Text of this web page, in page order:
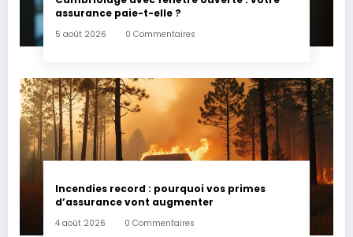
assurance paie-t-elle ?
5 août 2026 0 Commentaires
Incendies record : pourquoi vos primes
d’assurance vont augmenter
4 août 2026 0 Commentaires